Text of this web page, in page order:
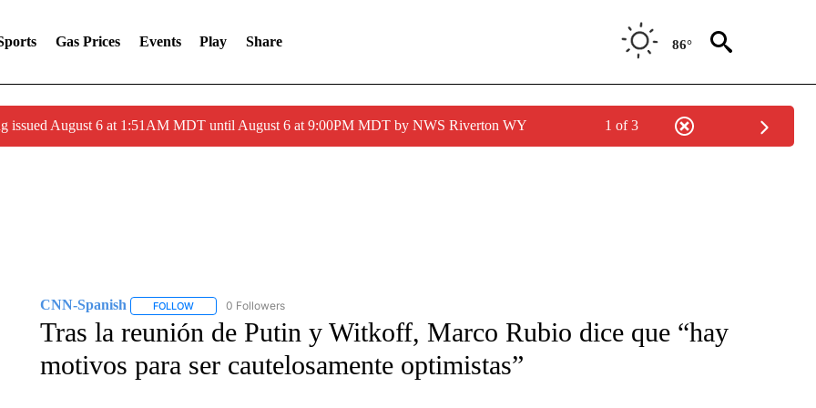
Gas Prices Events Play Share 86°
issued August 6 at 1:51AM MDT until August 6 at 9:00PM MDT by NWS Riverton WY 1 of 3
CNN-Spanish FOLLOWFOLLOW "CNN-SPANISH" TO RECEIVE NOTIFICATIONS ABOUT NEW PAGES ON "CNN-SPANISH".
0 Followers
Tras la reunión de Putin y Witkoff, Marco Rubio dice que “hay
motivos para ser cautelosamente optimistas”